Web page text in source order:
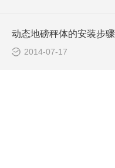
动态地磅秤体的安装步骤
2014-07-17